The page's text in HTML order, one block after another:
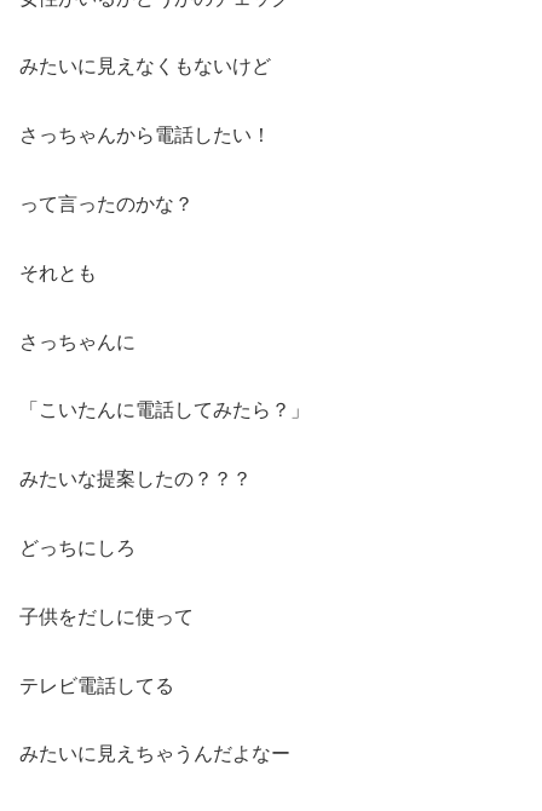
みたいに見えなくもないけど
さっちゃんから電話したい！
って言ったのかな？
それとも
さっちゃんに
「こいたんに電話してみたら？」
みたいな提案したの？？？
どっちにしろ
子供をだしに使って
テレビ電話してる
みたいに見えちゃうんだよなー